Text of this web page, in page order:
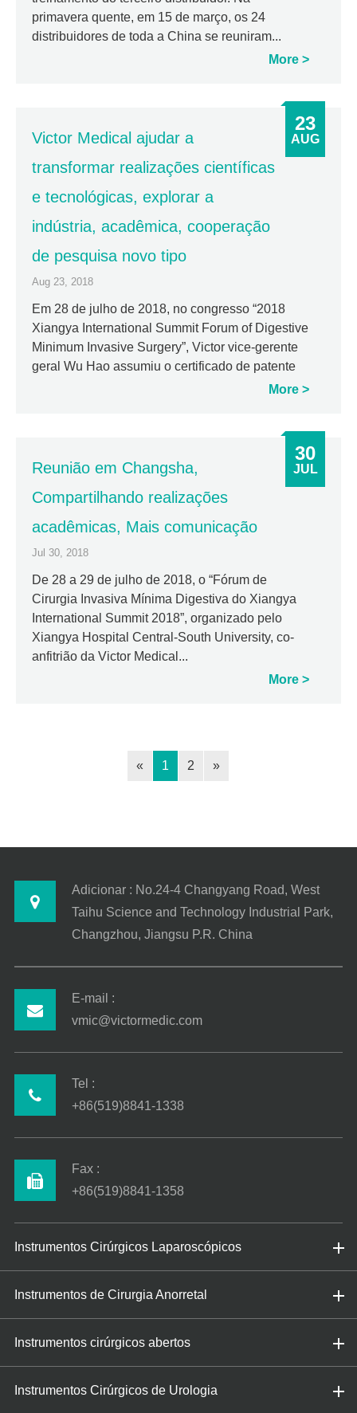
primavera quente, em 15 de março, os 24
distribuidores de toda a China se reuniram...
More
Victor Medical ajudar a
transformar realizações científicas
e tecnológicas, explorar a
indústria, acadêmica, cooperação
de pesquisa novo tipo
Aug 23, 2018
Em 28 de julho de 2018, no congresso “2018
Xiangya International Summit Forum of Digestive
Minimum Invasive Surgery”, Victor vice-gerente
geral Wu Hao assumiu o certificado de patente
More
23
AUG
Reunião em Changsha,
Compartilhando realizações
acadêmicas, Mais comunicação
Jul 30, 2018
De 28 a 29 de julho de 2018, o “Fórum de
Cirurgia Invasiva Mínima Digestiva do Xiangya
International Summit 2018”, organizado pelo
Xiangya Hospital Central-South University, co-
anfitrião da Victor Medical...
More
30
JUL
« 1 2 »
Adicionar : No.24-4 Changyang Road, West
Taihu Science and Technology Industrial Park,
Changzhou, Jiangsu P.R. China
E-mail :
vmic@victormedic.com
Tel :
+86(519)8841-1338
Fax :
+86(519)8841-1358
Instrumentos Cirúrgicos Laparoscópicos
Instrumentos de Cirurgia Anorretal
Instrumentos cirúrgicos abertos
Instrumentos Cirúrgicos de Urologia